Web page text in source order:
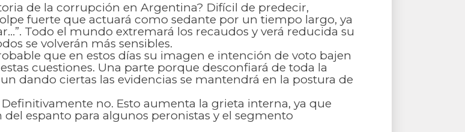
de la corrupción en Argentina? Difícil de predecir,
fuerte que actuará como sedante por un tiempo largo, ya
Todo el mundo extremará los recaudos y verá reducida su
se volverán más sensibles.
que en estos días su imagen e intención de voto bajen
cuestiones. Una parte porque desconfiará de toda la
dando ciertas las evidencias se mantendrá en la postura de
no. Esto aumenta la grieta interna, ya que
espanto para algunos peronistas y el segmento